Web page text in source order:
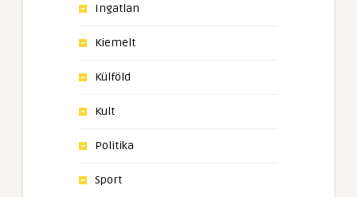
Ingatlan
Kiemelt
Külföld
Kult
Politika
Sport